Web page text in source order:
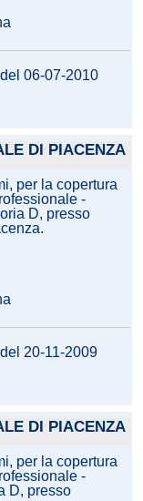
06-07-2010
DI PIACENZA
per la copertura
-
D, presso
20-11-2009
DI PIACENZA
per la copertura
-
D, presso